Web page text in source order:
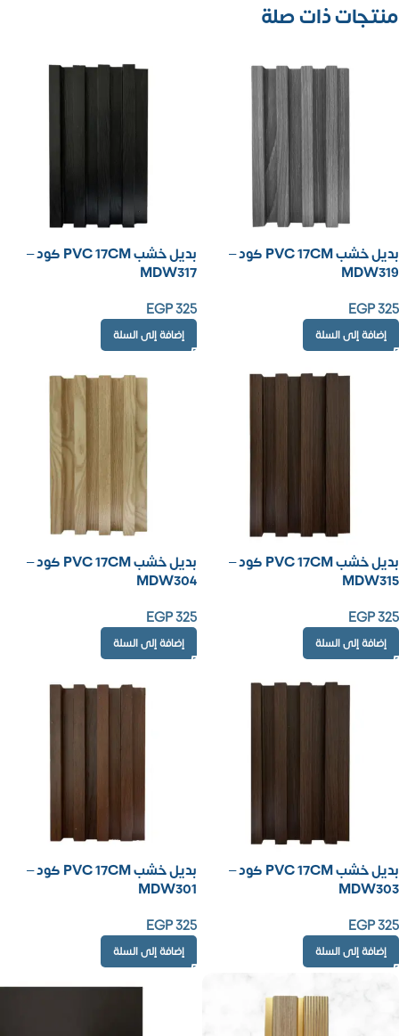
منتجات ذات صلة
بديل خشب PVC 17CM كود –
MDW319
EGP325
إضافة إلى السلة
بديل خشب PVC 17CM كود –
MDW317
EGP325
إضافة إلى السلة
بديل خشب PVC 17CM كود –
MDW315
EGP325
إضافة إلى السلة
بديل خشب PVC 17CM كود –
MDW304
EGP325
إضافة إلى السلة
بديل خشب PVC 17CM كود –
MDW303
EGP325
إضافة إلى السلة
بديل خشب PVC 17CM كود –
MDW301
EGP325
إضافة إلى السلة